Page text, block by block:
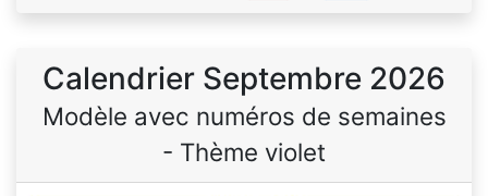
Calendrier Septembre 2026
Modèle avec numéros de semaines
- Thème violet